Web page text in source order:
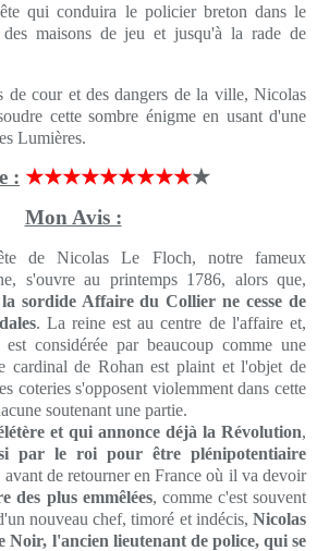
qui conduira le policier breton dans le
maisons de jeu et jusqu'à la rade de
de cour et des dangers de la ville, Nicolas
cette sombre énigme en usant d'une
Lumières.
: ★★★★★★★★★★
Mon Avis :
de Nicolas Le Floch, notre fameux
s'ouvre au printemps 1786, alors que,
la sordide Affaire du Collier ne cesse de
. La reine est au centre de l'affaire et,
considérée par beaucoup comme une
cardinal de Rohan est plaint et l'objet de
coteries s'opposent violemment dans cette
soutenant une partie.
et qui annonce déjà la Révolution,
par le roi pour être plénipotentiaire
avant de retourner en France où il va devoir
des plus emmêlées, comme c'est souvent
nouveau chef, timoré et indécis, Nicolas
Noir, l'ancien lieutenant de police, qui se